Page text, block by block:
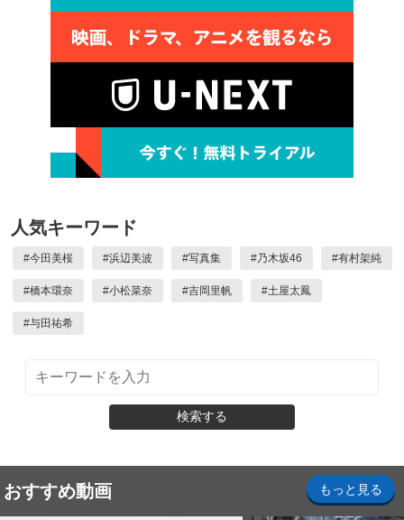
人気キーワード
#今田美桜 #浜辺美波 #写真集 #乃木坂46 #有村架純
#橋本環奈 #小松菜奈 #吉岡里帆 #土屋太鳳
#与田祐希
検索する
おすすめ動画 もっと見る